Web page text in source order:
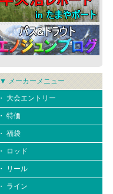
▼ メーカーメニュー
・ 大会エントリー
・ 特価
・ 福袋
・ ロッド
・ リール
・ ライン